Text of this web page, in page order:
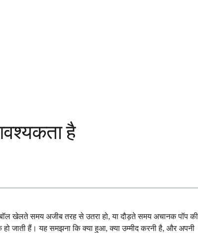
है
खेलते समय अजीब तरह से उतरा हो, या दौड़ते समय अचानक पॉप की
जाती हैं। यह समझना कि क्या हुआ, क्या उम्मीद करनी है, और अपनी